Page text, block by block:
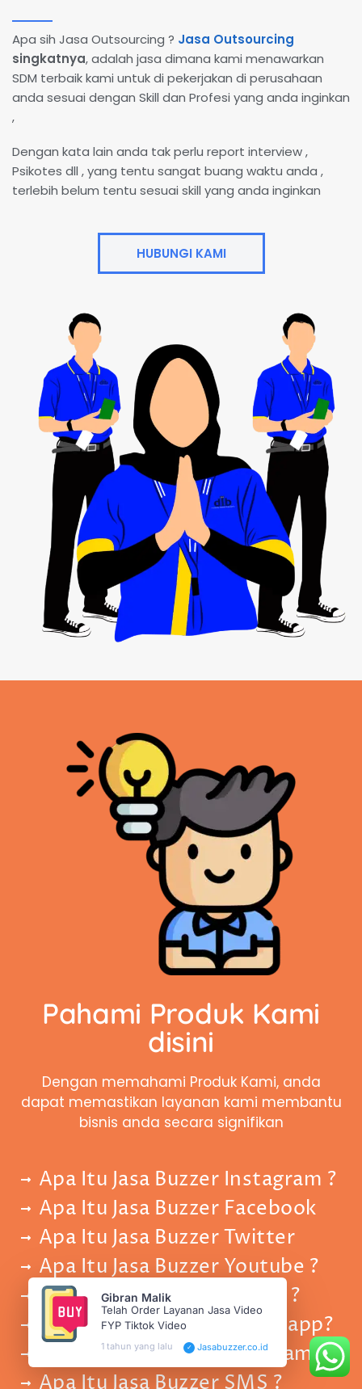
Gibran Malik
Telah Order Layanan Jasa Video
FYP Tiktok Video
1 tahun yang lalu ✓ Jasabuzzer.co.id
Apa sih Jasa Outsourcing ? Jasa Outsourcing
singkatnya, adalah jasa dimana kami menawarkan
SDM terbaik kami untuk di pekerjakan di perusahaan
anda sesuai dengan Skill dan Profesi yang anda inginkan
,
Dengan kata lain anda tak perlu report interview ,
Psikotes dll , yang tentu sangat buang waktu anda ,
terlebih belum tentu sesuai skill yang anda inginkan
HUBUNGI KAMI
Pahami Produk Kami
disini
Dengan memahami Produk Kami, anda
dapat memastikan layanan kami membantu
bisnis anda secara signifikan
Apa Itu Jasa Buzzer Instagram ?
Apa Itu Jasa Buzzer Facebook
Apa Itu Jasa Buzzer Twitter
Apa Itu Jasa Buzzer Youtube ?
Apa Itu Jasa Buzzer Tiktok ?
Apa Itu Jasa Buzzer Whatsapp?
Apa Itu Jasa Buzzer Telegram?
Apa Itu Jasa Buzzer SMS ?